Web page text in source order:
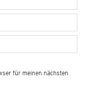
für meinen nächsten